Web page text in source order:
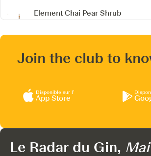
Element Chai Pear Shrub
Join the club to
Disponible sur l’
App Store
Le Radar du Gin,